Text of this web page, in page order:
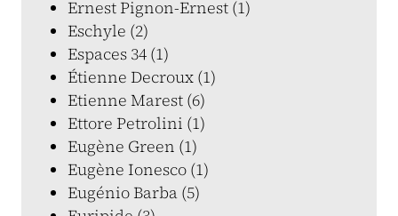
Ernest Pignon-Ernest (1)
Eschyle (2)
Espaces 34 (1)
Étienne Decroux (1)
Etienne Marest (6)
Ettore Petrolini (1)
Eugène Green (1)
Eugène Ionesco (1)
Eugénio Barba (5)